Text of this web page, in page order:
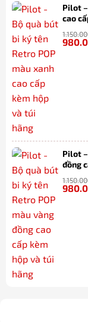
Pilot
cao
Pilot
đồng